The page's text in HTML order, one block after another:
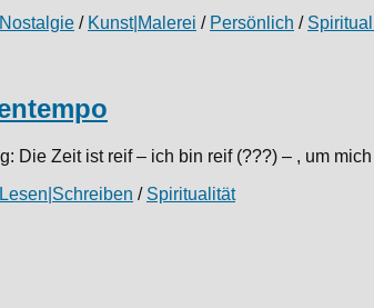
/ Kunst|Malerei / Persönlich /
Die Zeit ist reif – ich bin reif (???) – , um
Lesen|Schreiben / Spiritualität